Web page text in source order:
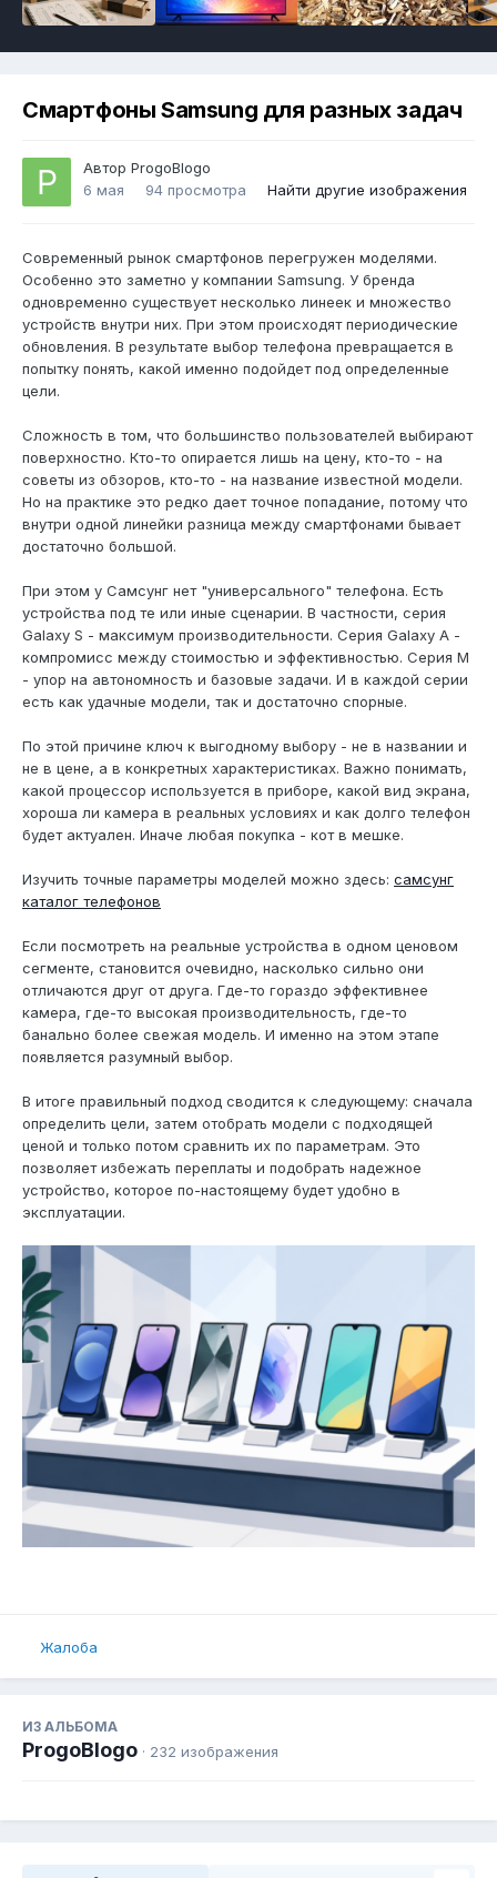
Смартфоны Samsung для разных задач
Автор ProgoBlogo
6 мая
94 просмотра Найти другие изображения
Современный рынок смартфонов перегружен моделями.
Особенно это заметно у компании Samsung. У бренда
одновременно существует несколько линеек и множество
устройств внутри них. При этом происходят периодические
обновления. В результате выбор телефона превращается в
попытку понять, какой именно подойдет под определенные
цели.
Сложность в том, что большинство пользователей выбирают
поверхностно. Кто-то опирается лишь на цену, кто-то - на
советы из обзоров, кто-то - на название известной модели.
Но на практике это редко дает точное попадание, потому что
внутри одной линейки разница между смартфонами бывает
достаточно большой.
При этом у Самсунг нет "универсального" телефона. Есть
устройства под те или иные сценарии. В частности, серия
Galaxy S - максимум производительности. Серия Galaxy A -
компромисс между стоимостью и эффективностью. Серия M
- упор на автономность и базовые задачи. И в каждой серии
есть как удачные модели, так и достаточно спорные.
По этой причине ключ к выгодному выбору - не в названии и
не в цене, а в конкретных характеристиках. Важно понимать,
какой процессор используется в приборе, какой вид экрана,
хороша ли камера в реальных условиях и как долго телефон
будет актуален. Иначе любая покупка - кот в мешке.
Изучить точные параметры моделей можно здесь: самсунг
каталог телефонов
Если посмотреть на реальные устройства в одном ценовом
сегменте, становится очевидно, насколько сильно они
отличаются друг от друга. Где-то гораздо эффективнее
камера, где-то высокая производительность, где-то
банально более свежая модель. И именно на этом этапе
появляется разумный выбор.
В итоге правильный подход сводится к следующему: сначала
определить цели, затем отобрать модели с подходящей
ценой и только потом сравнить их по параметрам. Это
позволяет избежать переплаты и подобрать надежное
устройство, которое по-настоящему будет удобно в
эксплуатации.
Жалоба
ИЗ АЛЬБОМА
ProgoBlogo · 232 изображения